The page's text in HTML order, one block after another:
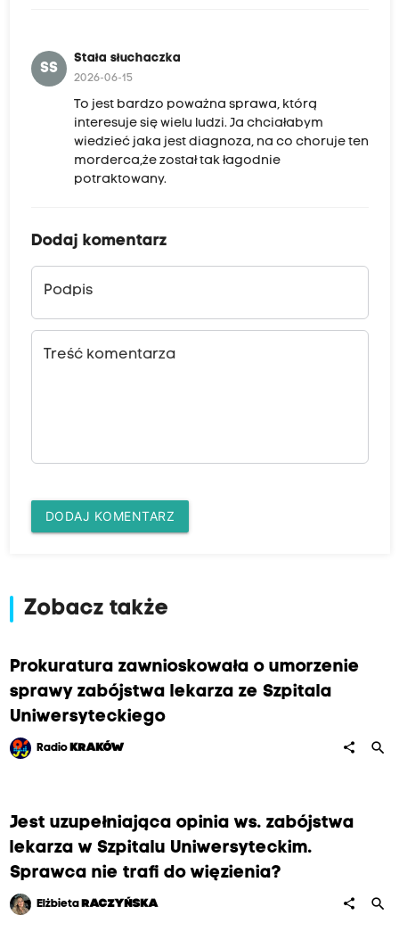
SS
Stała słuchaczka
2026-06-15
To jest bardzo poważna sprawa, którą
interesuje się wielu ludzi. Ja chciałabym
wiedzieć jaka jest diagnoza, na co choruje ten
morderca,że został tak łagodnie
potraktowany.
Dodaj komentarz
Podpis
Treść komentarza
DODAJ KOMENTARZ
Zobacz także
Prokuratura zawnioskowała o umorzenie
sprawy zabójstwa lekarza ze Szpitala
Uniwersyteckiego
Radio KRAKÓW share search
Jest uzupełniająca opinia ws. zabójstwa
lekarza w Szpitalu Uniwersyteckim.
Sprawca nie trafi do więzienia?
Elżbieta RACZYŃSKA share search